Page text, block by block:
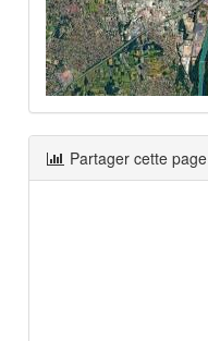
Partager cette page